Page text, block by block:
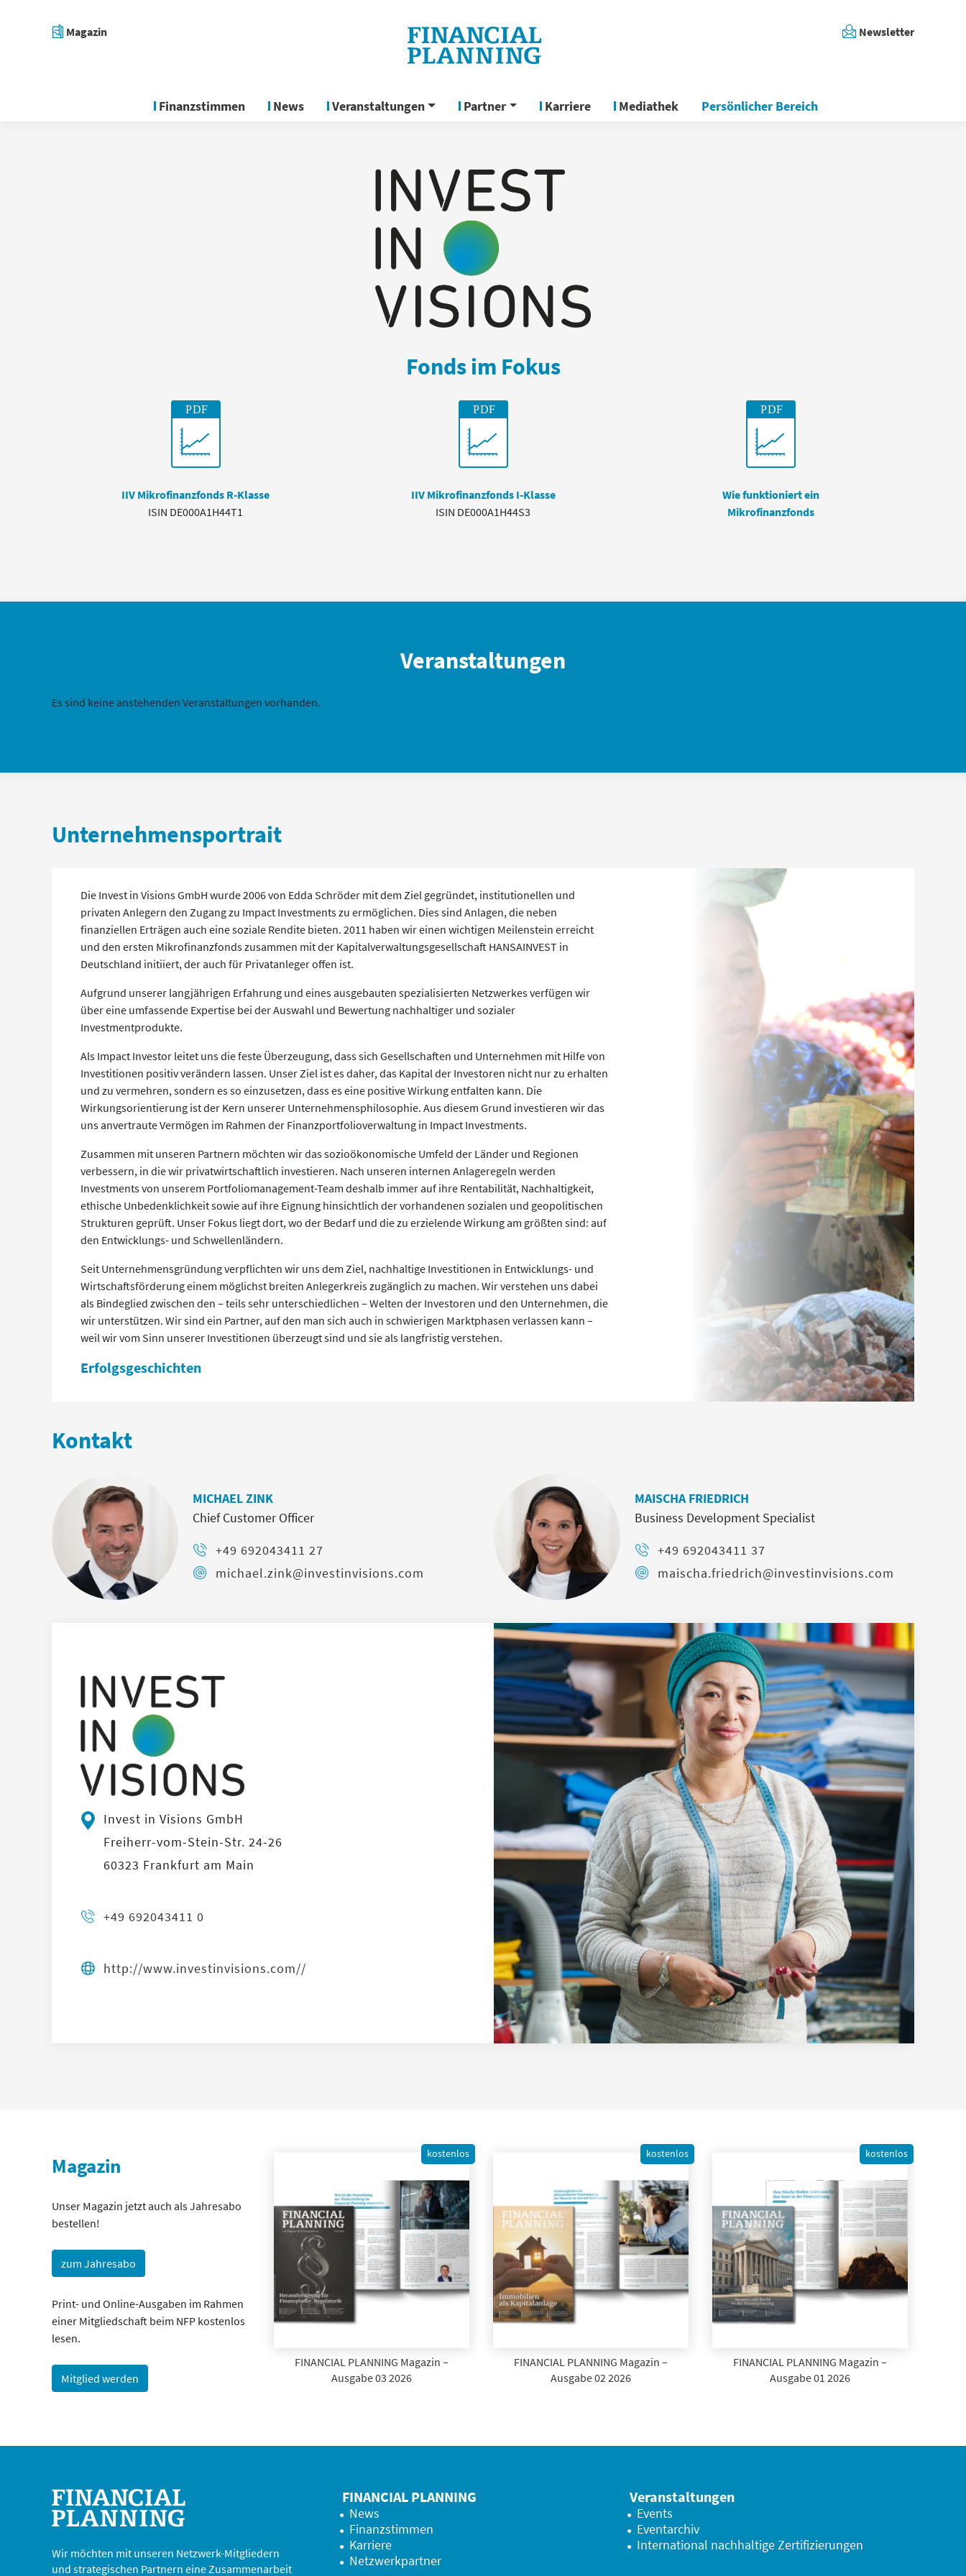
Magazin Newsletter
Finanzstimmen News Veranstaltungen Partner Karriere Mediathek Persönlicher Bereich
Fonds im Fokus
IIV Mikrofinanzfonds R-Klasse
ISIN DE000A1H44T1
IIV Mikrofinanzfonds I-Klasse
ISIN DE000A1H44S3
Wie funktioniert ein
Mikrofinanzfonds
Veranstaltungen
Es sind keine anstehenden Veranstaltungen vorhanden.
Unternehmensportrait
Die Invest in Visions GmbH wurde 2006 von Edda Schröder mit dem Ziel gegründet, institutionellen und
privaten Anlegern den Zugang zu Impact Investments zu ermöglichen. Dies sind Anlagen, die neben
finanziellen Erträgen auch eine soziale Rendite bieten. 2011 haben wir einen wichtigen Meilenstein erreicht
und den ersten Mikrofinanzfonds zusammen mit der Kapitalverwaltungsgesellschaft HANSAINVEST in
Deutschland initiiert, der auch für Privatanleger offen ist.
Aufgrund unserer langjährigen Erfahrung und eines ausgebauten spezialisierten Netzwerkes verfügen wir
über eine umfassende Expertise bei der Auswahl und Bewertung nachhaltiger und sozialer
Investmentprodukte.
Als Impact Investor leitet uns die feste Überzeugung, dass sich Gesellschaften und Unternehmen mit Hilfe von
Investitionen positiv verändern lassen. Unser Ziel ist es daher, das Kapital der Investoren nicht nur zu erhalten
und zu vermehren, sondern es so einzusetzen, dass es eine positive Wirkung entfalten kann. Die
Wirkungsorientierung ist der Kern unserer Unternehmensphilosophie. Aus diesem Grund investieren wir das
uns anvertraute Vermögen im Rahmen der Finanzportfolioverwaltung in Impact Investments.
Zusammen mit unseren Partnern möchten wir das sozioökonomische Umfeld der Länder und Regionen
verbessern, in die wir privatwirtschaftlich investieren. Nach unseren internen Anlageregeln werden
Investments von unserem Portfoliomanagement-Team deshalb immer auf ihre Rentabilität, Nachhaltigkeit,
ethische Unbedenklichkeit sowie auf ihre Eignung hinsichtlich der vorhandenen sozialen und geopolitischen
Strukturen geprüft. Unser Fokus liegt dort, wo der Bedarf und die zu erzielende Wirkung am größten sind: auf
den Entwicklungs- und Schwellenländern.
Seit Unternehmensgründung verpflichten wir uns dem Ziel, nachhaltige Investitionen in Entwicklungs- und
Wirtschaftsförderung einem möglichst breiten Anlegerkreis zugänglich zu machen. Wir verstehen uns dabei
als Bindeglied zwischen den – teils sehr unterschiedlichen – Welten der Investoren und den Unternehmen, die
wir unterstützen. Wir sind ein Partner, auf den man sich auch in schwierigen Marktphasen verlassen kann –
weil wir vom Sinn unserer Investitionen überzeugt sind und sie als langfristig verstehen.
Erfolgsgeschichten
Kontakt
MICHAEL ZINK
Chief Customer Officer
+49 692043411 27
michael.zink@investinvisions.com
MAISCHA FRIEDRICH
Business Development Specialist
+49 692043411 37
maischa.friedrich@investinvisions.com
Invest in Visions GmbH
Freiherr-vom-Stein-Str. 24-26
60323 Frankfurt am Main
+49 692043411 0
http://www.investinvisions.com//
Magazin
Unser Magazin jetzt auch als Jahresabo
bestellen!
zum Jahresabo
Print- und Online-Ausgaben im Rahmen
einer Mitgliedschaft beim NFP kostenlos
lesen.
Mitglied werden
FINANCIAL PLANNING Magazin –
Ausgabe 03 2026
kostenlos
FINANCIAL PLANNING Magazin –
Ausgabe 02 2026
kostenlos
FINANCIAL PLANNING Magazin –
Ausgabe 01 2026
kostenlos
Wir möchten mit unseren Netzwerk-Mitgliedern
und strategischen Partnern eine Zusammenarbeit
FINANCIAL PLANNING
News
Finanzstimmen
Karriere
Netzwerkpartner
Veranstaltungen
Events
Eventarchiv
International nachhaltige Zertifizierungen